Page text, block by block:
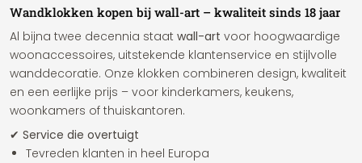
Wandklokken kopen bij wall-art – kwaliteit sinds 18 jaar
Al bijna twee decennia staat wall-art voor hoogwaardige
woonaccessoires, uitstekende klantenservice en stijlvolle
wanddecoratie. Onze klokken combineren design, kwaliteit
en een eerlijke prijs – voor kinderkamers, keukens,
woonkamers of thuiskantoren.
✔ Service die overtuigt
Tevreden klanten in heel Europa